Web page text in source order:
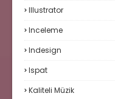
Illustrator
Inceleme
Indesign
Ispat
Kaliteli Müzik